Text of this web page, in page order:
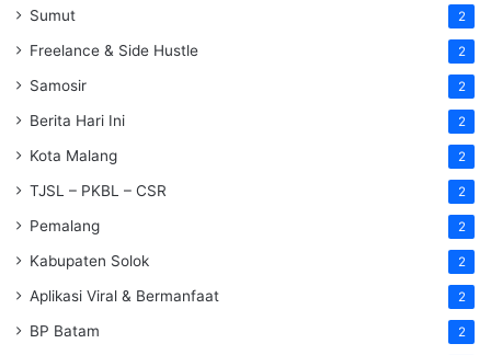
Sumut 2
Freelance & Side Hustle 2
Samosir 2
Berita Hari Ini 2
Kota Malang 2
TJSL – PKBL – CSR 2
Pemalang 2
Kabupaten Solok 2
Aplikasi Viral & Bermanfaat 2
BP Batam 2